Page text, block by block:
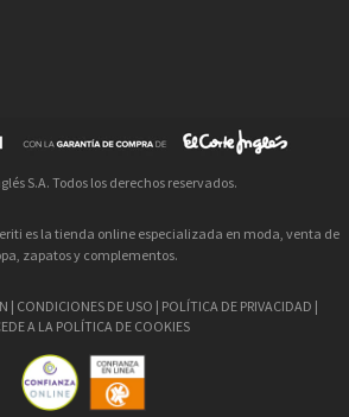
S.A. Todos los derechos reservados.
es la tienda online especializada en moda, venta de
zapatos y complementos.
| CONDICIONES DE USO | POLÍTICA DE PRIVACIDAD |
A LA POLÍTICA DE COOKIES